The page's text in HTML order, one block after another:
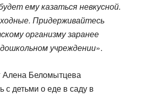
ему казаться невкусной.
Придерживайтесь
организму заранее
учреждении».
Алена Беломытцева
с детьми о еде в саду в